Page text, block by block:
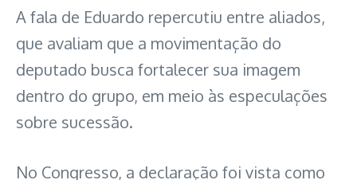
A fala de Eduardo repercutiu entre aliados,
que avaliam que a movimentação do
deputado busca fortalecer sua imagem
dentro do grupo, em meio às especulações
sobre sucessão.
No Congresso, a declaração foi vista como